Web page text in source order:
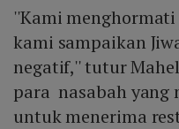
''Kami
kami sampaikan
negatif,'' tutur
para nasabah yang
untuk menerima